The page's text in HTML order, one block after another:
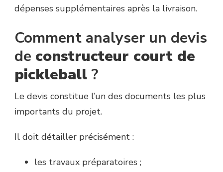
dépenses supplémentaires après la livraison.
Comment analyser un devis
de constructeur court de
pickleball?
Le devis constitue l’un des documents les plus
importants du projet.
Il doit détailler précisément :
les travaux préparatoires ;